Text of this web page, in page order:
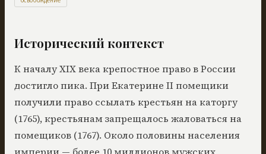
Исторический контекст
К началу XIX века крепостное право в России
достигло пика. При Екатерине II помещики
получили право ссылать крестьян на каторгу
(1765), крестьянам запрещалось жаловаться на
помещиков (1767). Около половины населения
империи — более 10 миллионов мужских